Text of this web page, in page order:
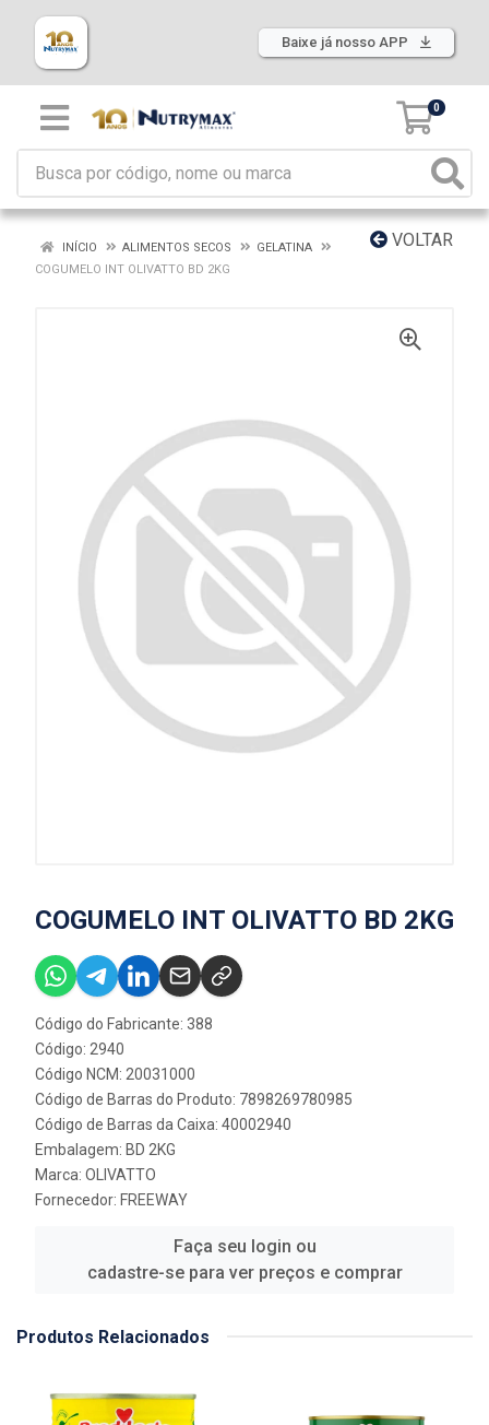
Baixe já nosso APP
0
VOLTAR
INÍCIO ALIMENTOS SECOS
GELATINA
COGUMELO INT OLIVATTO BD 2KG
COGUMELO INT OLIVATTO BD 2KG
Código do Fabricante: 388
Código: 2940
Código NCM: 20031000
Código de Barras do Produto: 7898269780985
Código de Barras da Caixa: 40002940
Embalagem: BD 2KG
Marca: OLIVATTO
Fornecedor: FREEWAY
Faça seu login ou
cadastre-se para ver preços e comprar
Produtos Relacionados